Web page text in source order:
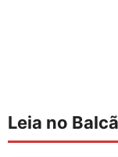
Leia no